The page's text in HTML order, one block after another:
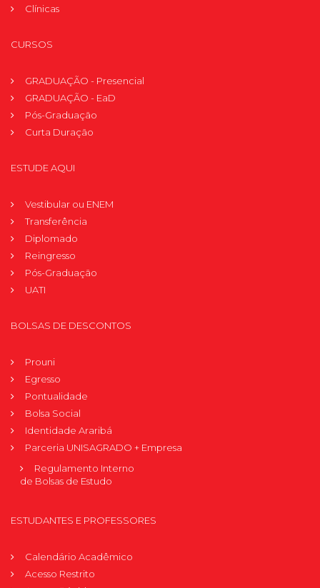
Clínicas
CURSOS
GRADUAÇÃO - Presencial
GRADUAÇÃO - EaD
Pós-Graduação
Curta Duração
ESTUDE AQUI
Vestibular ou ENEM
Transferência
Diplomado
Reingresso
Pós-Graduação
UATI
BOLSAS DE DESCONTOS
Prouni
Egresso
Pontualidade
Bolsa Social
Identidade Araribá
Parceria UNISAGRADO + Empresa
Regulamento Interno
de Bolsas de Estudo
ESTUDANTES E PROFESSORES
Calendário Acadêmico
Acesso Restrito